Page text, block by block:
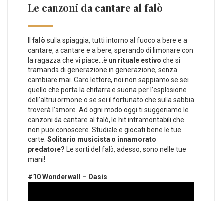
Le canzoni da cantare al falò
falò sulla spiaggia, tutti intorno al fuoco a bere e a
cantare, a cantare e a bere, sperando di limonare con
la ragazza che vi piace…è un rituale estivo che si
tramanda di generazione in generazione, senza
cambiare mai. Caro lettore, noi non sappiamo se sei
quello che porta la chitarra e suona per l’esplosione
dell’altrui ormone o se sei il fortunato che sulla sabbia
troverà l’amore. Ad ogni modo oggi ti suggeriamo le
canzoni da cantare al falò, le hit intramontabili che
non puoi conoscere. Studiale e giocati bene le tue
carte. Solitario musicista o innamorato
predatore? Le sorti del falò, adesso, sono nelle tue
mani!
#10 Wonderwall – Oasis